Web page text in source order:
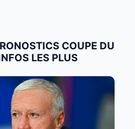
COUPE DU
LES PLUS